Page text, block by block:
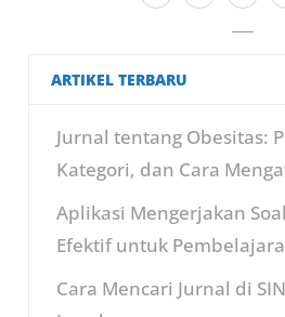
ARTIKEL TERBARU
Jurnal tentang Obesitas:
Kategori, dan Cara
Aplikasi Mengerjakan
Efektif untuk
Cara Mencari Jurnal di